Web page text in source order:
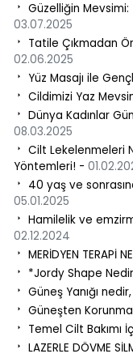
Güzelliğin Mevsimi:
03.07.2025
Tatile Çıkmadan
02.06.2025
Yüz Masajı ile
Cildimizi Yaz
Dünya Kadınlar
08.03.2025
Cilt Lekelenmeleri
Yöntemleri! -
40 yaş ve
05.01.2025
Hamilelik ve
02.12.2024
MERİDYEN TERAPİ
*Jordy Shape
Güneş Yanığı
Güneşten
Temel Cilt Bakımı
LAZERLE DÖVME